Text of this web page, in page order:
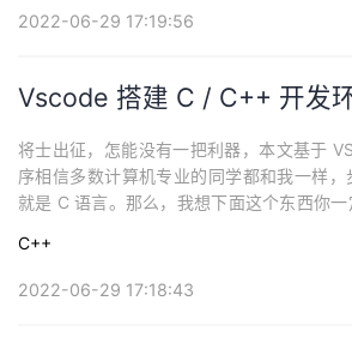
置过的朋友请参考这里接下来我们找到一...
2022-06-29 17:19:56
Vscode 搭建 C / C++ 开发
将士出征，怎能没有一把利器，本文基于
序相信多数计算机专业的同学都和我一样
就是 C 语言。那么，我想下面这个东西你
都没有呢？？于是，历经 CodeBlocks、
辑器后，我找到了致胜的法宝，今天的主角
C++
2022-06-29 17:18:43